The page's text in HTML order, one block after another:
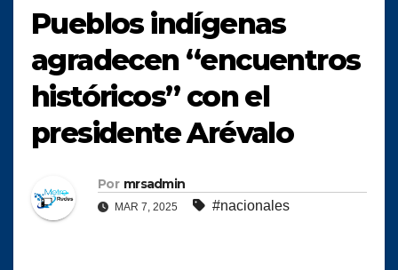
Pueblos indígenas
agradecen “encuentros
históricos” con el
presidente Arévalo
Por mrsadmin
MAR 7, 2025 #nacionales